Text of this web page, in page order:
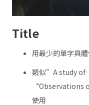
Title
用最少的單字具
類似”A study
“Observations
使用